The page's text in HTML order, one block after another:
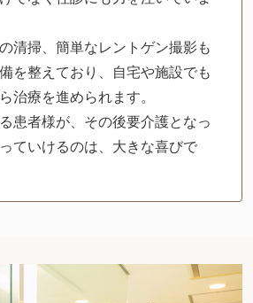
清掃、簡単なレントゲン撮影も
を整えており、自宅や施設でも
治療を進められます。
患者様が、その後要介護となっ
ていけるのは、大きな喜びで